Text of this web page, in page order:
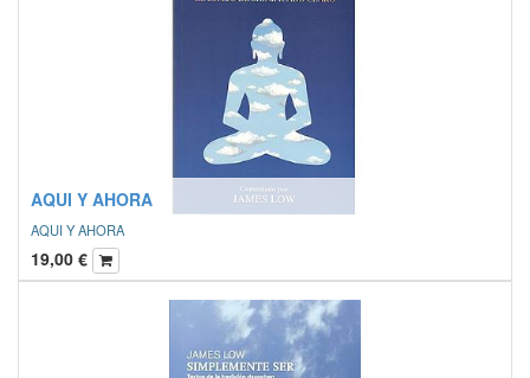
AQUI Y AHORA
AQUI Y AHORA
19,00 €